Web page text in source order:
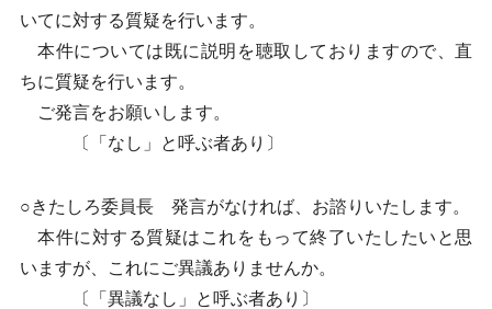
いてに対する質疑を行います。
本件については既に説明を聴取しておりますので、直
ちに質疑を行います。
ご発言をお願いします。
〔「なし」と呼ぶ者あり〕
○きたしろ委員長 発言がなければ、お諮りいたします。
本件に対する質疑はこれをもって終了いたしたいと思
いますが、これにご異議ありませんか。
〔「異議なし」と呼ぶ者あり〕